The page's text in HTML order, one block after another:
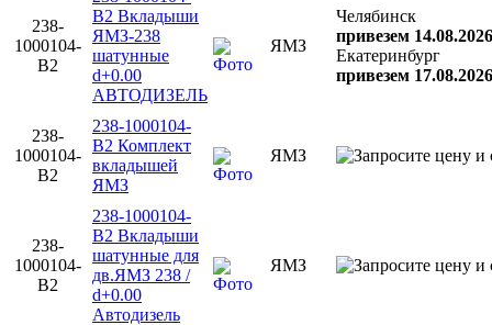
238-
1000104-
В2
В2 Вкладыши
ЯМЗ-238
шатунные
d+0.00
АВТОДИЗЕЛЬ
ЯМЗ
Челябинск
привезем
Екатеринбург
привезем
238-
1000104-
В2
238-1000104-
В2 Комплект
вкладышей
ЯМЗ
ЯМЗ
238-
1000104-
В2
238-1000104-
В2 Вкладыши
шатунные для
дв.ЯМЗ 238 /
d+0.00
Автодизель
ЯМЗ